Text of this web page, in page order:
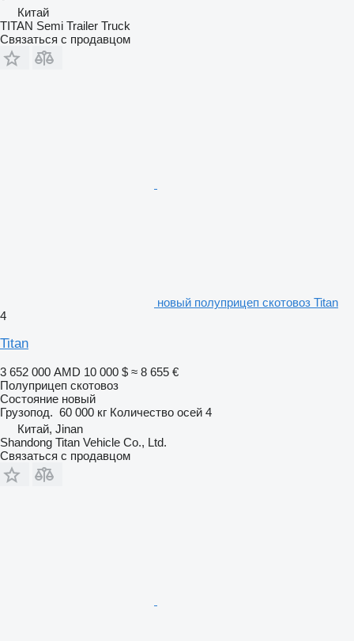
Китай
TITAN Semi Trailer Truck
Связаться с продавцом
новый полуприцеп скотовоз Titan
4
Titan
3 652 000 AMD 10 000 $ ≈ 8 655 €
Полуприцеп скотовоз
Состояние новый
Грузопод. 60 000 кг Количество осей 4
Китай, Jinan
Shandong Titan Vehicle Co., Ltd.
Связаться с продавцом